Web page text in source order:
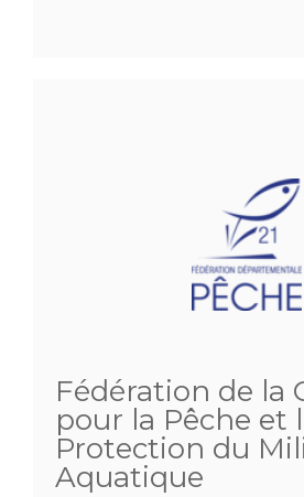
Fédération de la
pour la Pêche et
Protection du
Aquatique